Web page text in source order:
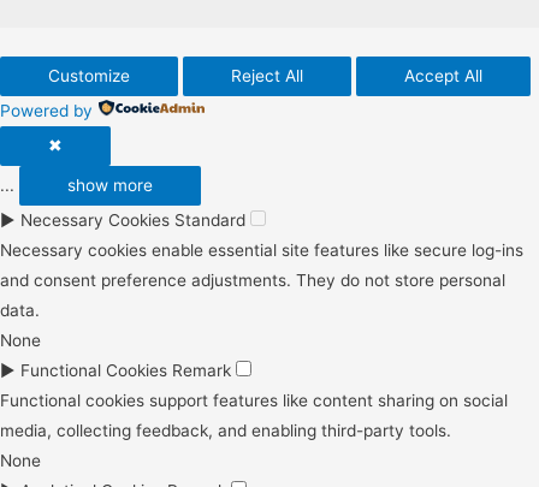
Customize Reject All
Accept All
Powered by
✖
...
show more
► Necessary Cookies Standard
Necessary cookies enable essential site features like secure log-ins
and consent preference adjustments. They do not store personal
data.
None
► Functional Cookies Remark
Functional cookies support features like content sharing on social
media, collecting feedback, and enabling third-party tools.
None